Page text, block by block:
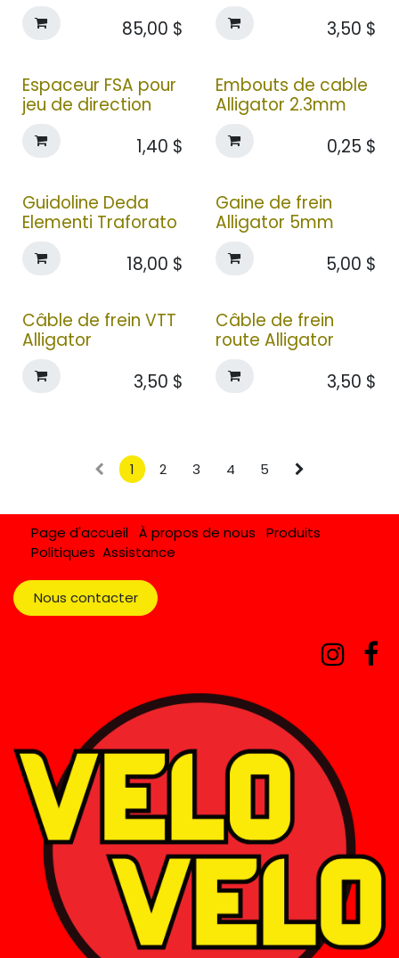
85,00 $
3,50 $
Espaceur FSA pour
jeu de direction
1,40 $
Embouts de cable
Alligator 2.3mm
0,25 $
Guidoline Deda
Elementi Traforato
18,00 $
Gaine de frein
Alligator 5mm
5,00 $
Câble de frein VTT
Alligator
3,50 $
Câble de frein
route Alligator
3,50 $
1 2 3 4 5
Page d'accueil À propos de nous
Produits
Politiques Assistance
Nous contacter​​​​​​